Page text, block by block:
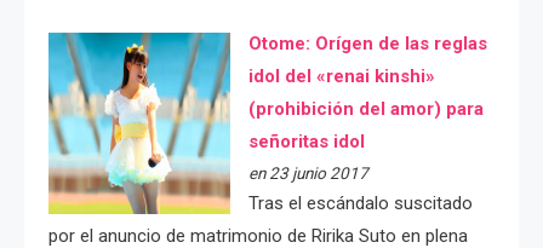
Otome: Orígen de las reglas
idol del «renai kinshi»
(prohibición del amor) para
señoritas idol
en 23 junio 2017
Tras el escándalo suscitado
por el anuncio de matrimonio de Ririka Suto en plena